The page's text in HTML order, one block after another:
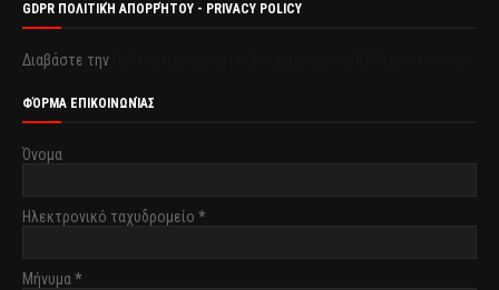
GDPR ΠΟΛΙΤΙΚΉ ΑΠΟΡΡΉΤΟΥ - PRIVACY POLICY
Διαβάστε την
ΦΌΡΜΑ ΕΠΙΚΟΙΝΩΝΊΑΣ
Όνομα
Ηλεκτρονικό ταχυδρομείο *
Μήνυμα *